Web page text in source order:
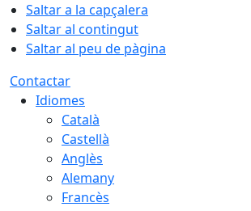
Saltar a la capçalera
Saltar al contingut
Saltar al peu de pàgina
Contactar
Idiomes
Català
Castellà
Anglès
Alemany
Francès